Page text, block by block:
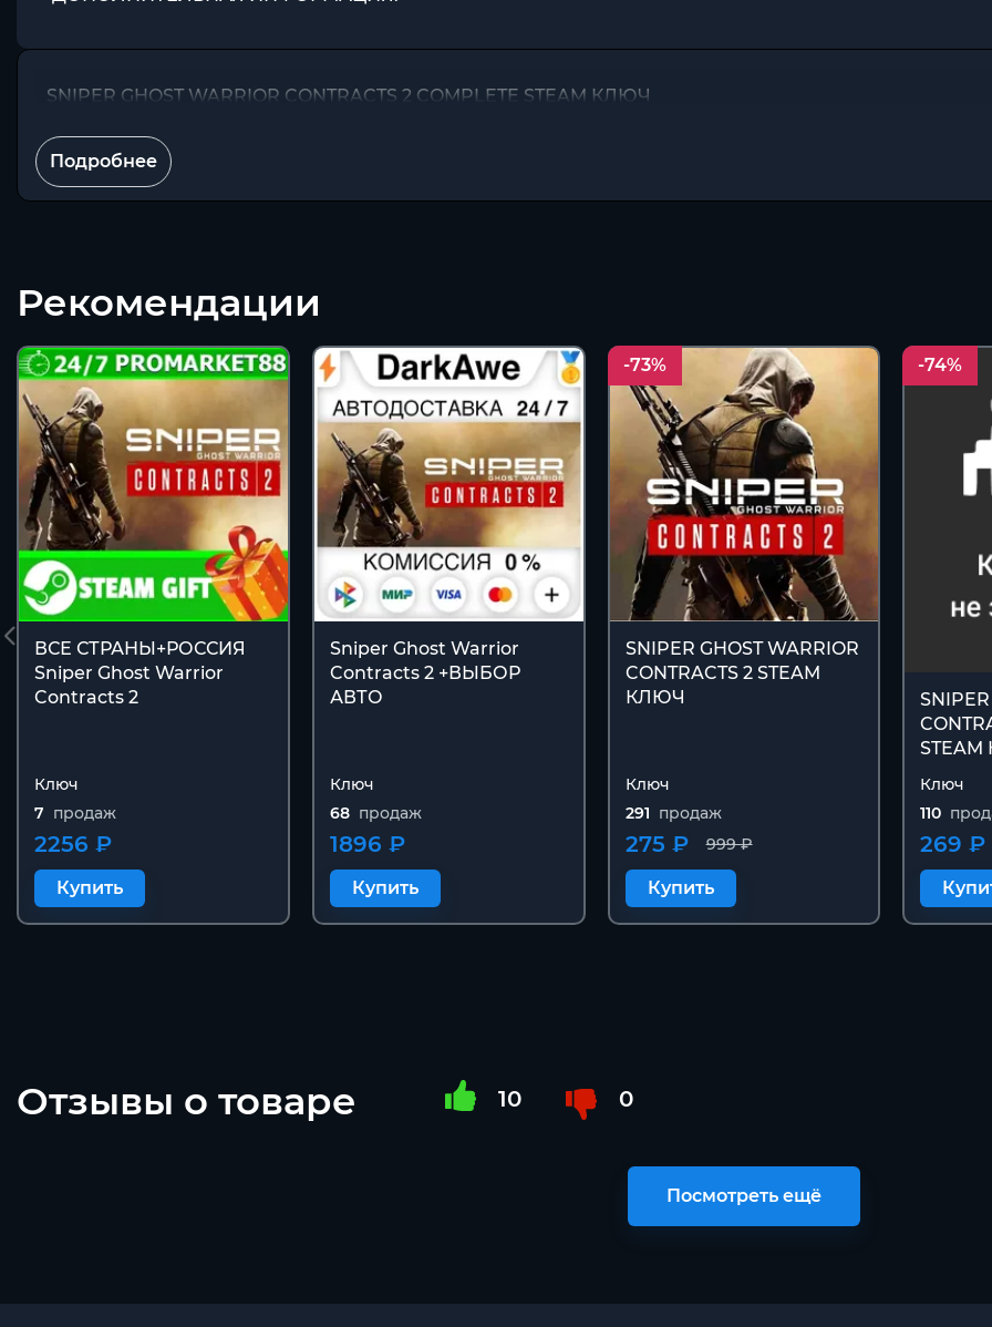
SNIPER GHOST WARRIOR CONTRACTS 2 COMPLETE STEAM КЛЮЧ
Подробнее
Рекомендации
ВСЕ СТРАНЫ+РОССИЯ
Sniper Ghost Warrior
Contracts 2
Ключ
7 продаж
2256 ₽
Купить
Sniper Ghost Warrior
Contracts 2 +ВЫБОР
АВТО
Ключ
68 продаж
1896 ₽
Купить
-73%
SNIPER GHOST WARRIOR
CONTRACTS 2 STEAM
КЛЮЧ
Ключ
291 продаж
999 ₽
275 ₽
Купить
-74%
Ключ
110
269 ₽
Отзывы о товаре 10 0
Посмотреть ещё